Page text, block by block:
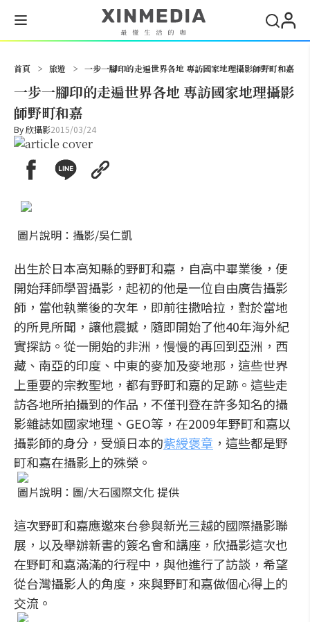
首頁 > 旅遊 > 一步一腳印的走遍世界各地 專訪國家地理攝影師野町和嘉
一步一腳印的走遍世界各地 專訪國家地理攝影
師野町和嘉
By欣攝影2015/03/24
圖片說明：攝影/吳仁凱
出生於日本高知縣的野町和嘉，自高中畢業後，便
開始拜師學習攝影，起初的他是一位自由廣告攝影
師，當他執業後的次年，即前往撒哈拉，對於當地
的所見所聞，讓他震撼，隨即開始了他40年海外紀
實探訪。從一開始的非洲，慢慢的再回到亞洲，西
藏、南亞的印度、中東的麥加及麥地那，這些世界
上重要的宗教聖地，都有野町和嘉的足跡。這些走
訪各地所拍攝到的作品，不僅刊登在許多知名的攝
影雜誌如國家地理、GEO等，在2009年野町和嘉以
攝影師的身分，受頒日本的紫綬褒章 ，這些都是野
町和嘉在攝影上的殊榮。
圖片說明：圖/大石國際文化 提供
這次野町和嘉應邀來台參與新光三越的國際攝影聯
展，以及舉辦新書的簽名會和講座，欣攝影這次也
在野町和嘉滿滿的行程中，與他進行了訪談，希望
從台灣攝影人的角度，來與野町和嘉做個心得上的
交流。